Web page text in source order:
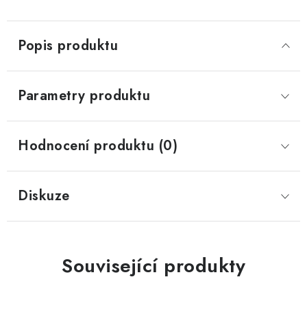
Popis produktu
Parametry produktu
Hodnocení produktu (0)
Diskuze
Související produkty